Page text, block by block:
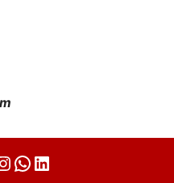
WhatsApp
LinkedIn